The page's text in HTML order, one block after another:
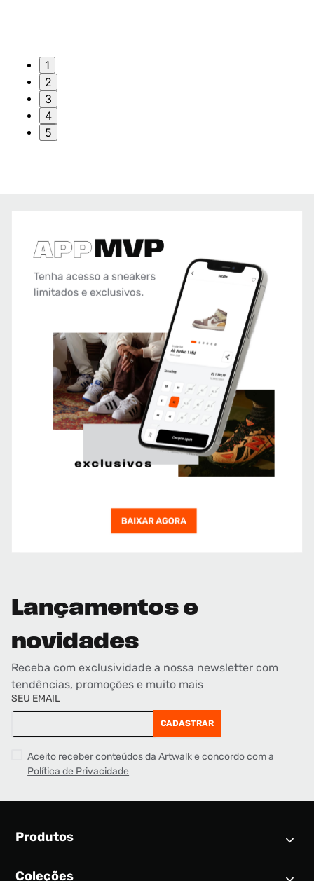
1
2
3
4
5
Lançamentos e
novidades
Receba com exclusividade a nossa newsletter com
tendências, promoções e muito mais
SEU EMAIL
CADASTRAR
Aceito receber conteúdos da Artwalk e concordo com a
Política de Privacidade
Produtos
Coleções